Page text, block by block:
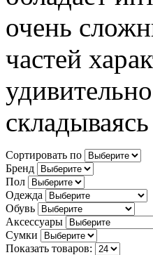
очень
частей
Сортировать по
Бренд
Пол
Одежда
Обувь
Аксессуары
Сумки
Показать товаров: